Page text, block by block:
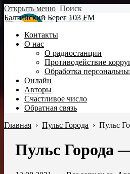
Открыть меню Поиск
Балтийский Берег 103 FM
Контакты
О нас
О радиостанции
Противодействие
Обработка
Онлайн
Авторы
Счастливое число
Обратная связь
Главная › Пульс Города › Пульс
Пульс Города